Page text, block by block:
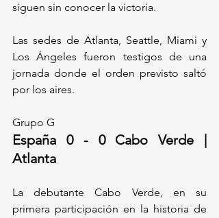
siguen sin conocer la victoria.
Las sedes de Atlanta, Seattle, Miami y
Los Ángeles fueron testigos de una
jornada donde el orden previsto saltó
por los aires.
Grupo G
España 0 - 0 Cabo Verde |
Atlanta
La debutante Cabo Verde, en su
primera participación en la historia de